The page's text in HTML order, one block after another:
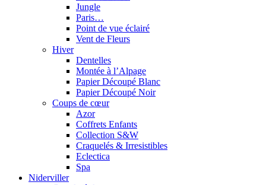
Jungle
Paris…
Point de vue éclairé
Vent de Fleurs
Hiver
Dentelles
Montée à l’Alpage
Papier Découpé Blanc
Papier Découpé Noir
Coups de cœur
Azor
Coffrets Enfants
Collection S&W
Craquelés & Irresistibles
Eclectica
Spa
Niderviller